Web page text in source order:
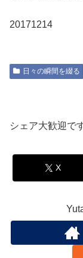
20171214
日々の瞬間を綴る
シェア大歓迎で
X